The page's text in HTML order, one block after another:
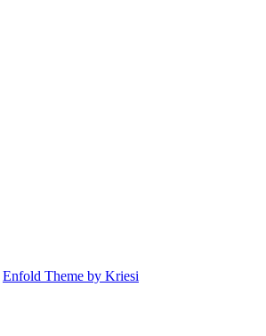
Enfold Theme by Kriesi